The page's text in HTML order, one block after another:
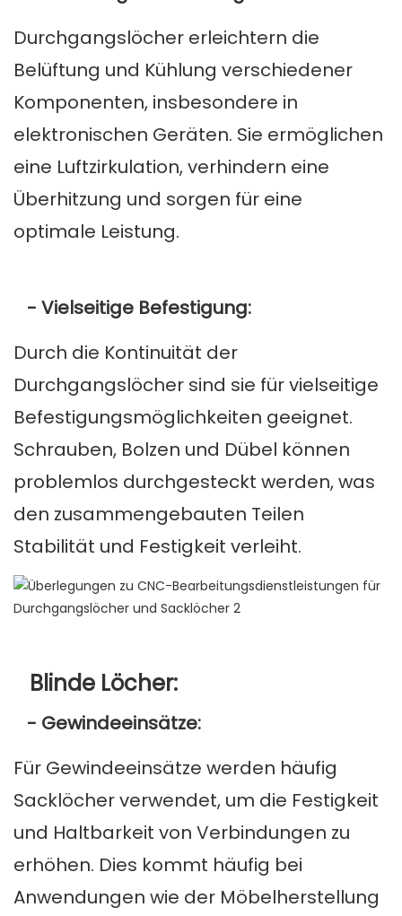
Durchgangslöcher erleichtern die
Belüftung und Kühlung verschiedener
Komponenten, insbesondere in
elektronischen Geräten. Sie ermöglichen
eine Luftzirkulation, verhindern eine
Überhitzung und sorgen für eine
optimale Leistung.
- Vielseitige Befestigung:
Durch die Kontinuität der
Durchgangslöcher sind sie für vielseitige
Befestigungsmöglichkeiten geeignet.
Schrauben, Bolzen und Dübel können
problemlos durchgesteckt werden, was
den zusammengebauten Teilen
Stabilität und Festigkeit verleiht.
Blinde Löcher:
- Gewindeeinsätze:
Für Gewindeeinsätze werden häufig
Sacklöcher verwendet, um die Festigkeit
und Haltbarkeit von Verbindungen zu
erhöhen. Dies kommt häufig bei
Anwendungen wie der Möbelherstellung